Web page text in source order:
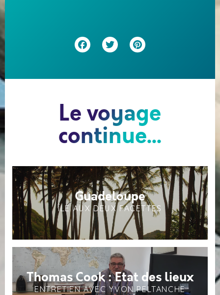
Facebook
Twitter
Le voyage
continue...
Guadeloupe
ÎLE AUX DEUX FACETTES
Thomas Cook : Etat des lieux
ENTRETIEN AVEC YVON PELTANCHE